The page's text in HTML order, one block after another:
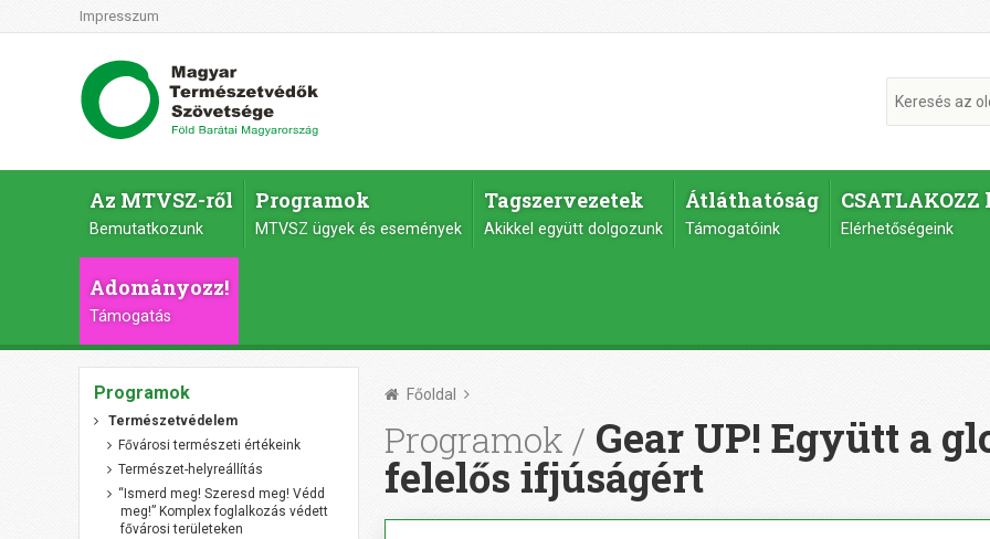
Impresszum
Az MTVSZ-ről
Bemutatkozunk
Programok
MTVSZ ügyek és események
Tagszervezetek
Akikkel együtt dolgozunk
Átláthatóság
Támogatóink Elérhetőségeink
Adományozz!
Támogatás
Főoldal
Programok Gear UP! Együtt a
felelős ifjúságért
Programok
Természetvédelem
Fővárosi természeti értékeink
Természet-helyreállítás
“Ismerd meg! Szeresd meg! Védd
meg!” Komplex foglalkozás védett
fővárosi területeken